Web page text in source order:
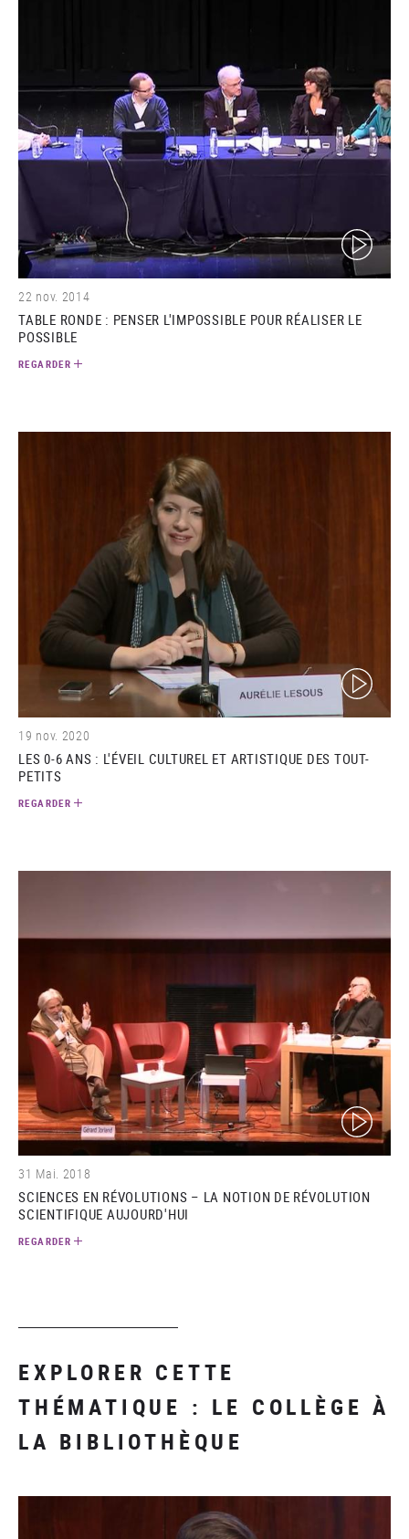
(video)
22 nov. 2014
TABLE RONDE : PENSER L'IMPOSSIBLE POUR RÉALISER LE
POSSIBLE
REGARDER
(video)
19 nov. 2020
LES 0-6 ANS : L'ÉVEIL CULTUREL ET ARTISTIQUE DES TOUT-
PETITS
REGARDER
(video)
31 Mai. 2018
SCIENCES EN RÉVOLUTIONS – LA NOTION DE RÉVOLUTION
SCIENTIFIQUE AUJOURD'HUI
REGARDER
EXPLORER CETTE
THÉMATIQUE : LE COLLÈGE À
LA BIBLIOTHÈQUE